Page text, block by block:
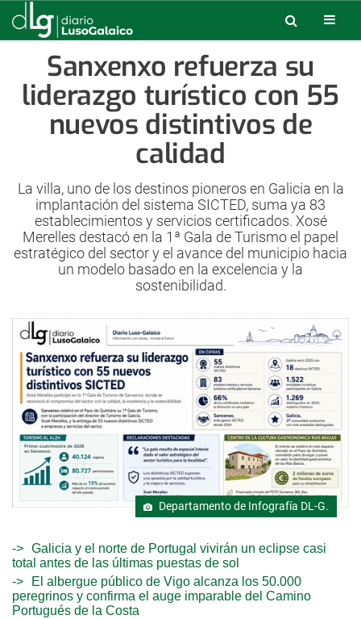
Sanxenxo refuerza su
liderazgo turístico con 55
nuevos distintivos de
calidad
La villa, uno de los destinos pioneros en Galicia en la
implantación del sistema SICTED, suma ya 83
establecimientos y servicios certificados. Xosé
Merelles destacó en la 1ª Gala de Turismo el papel
estratégico del sector y el avance del municipio hacia
un modelo basado en la excelencia y la
sostenibilidad.
Departamento de Infografía DL-G.
Galicia y el norte de Portugal vivirán un eclipse casi
total antes de las últimas puestas de sol
El albergue público de Vigo alcanza los 50.000
peregrinos y confirma el auge imparable del Camino
Portugués de la Costa